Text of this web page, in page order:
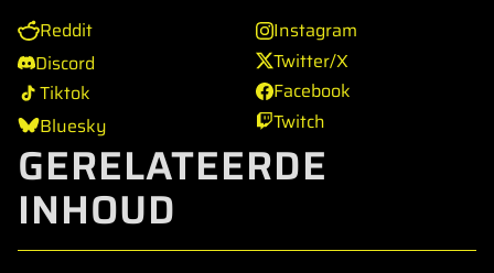
Reddit
Discord
Tiktok
Bluesky
Instagram
Twitter/X
Facebook
Twitch
GERELATEERDE
INHOUD